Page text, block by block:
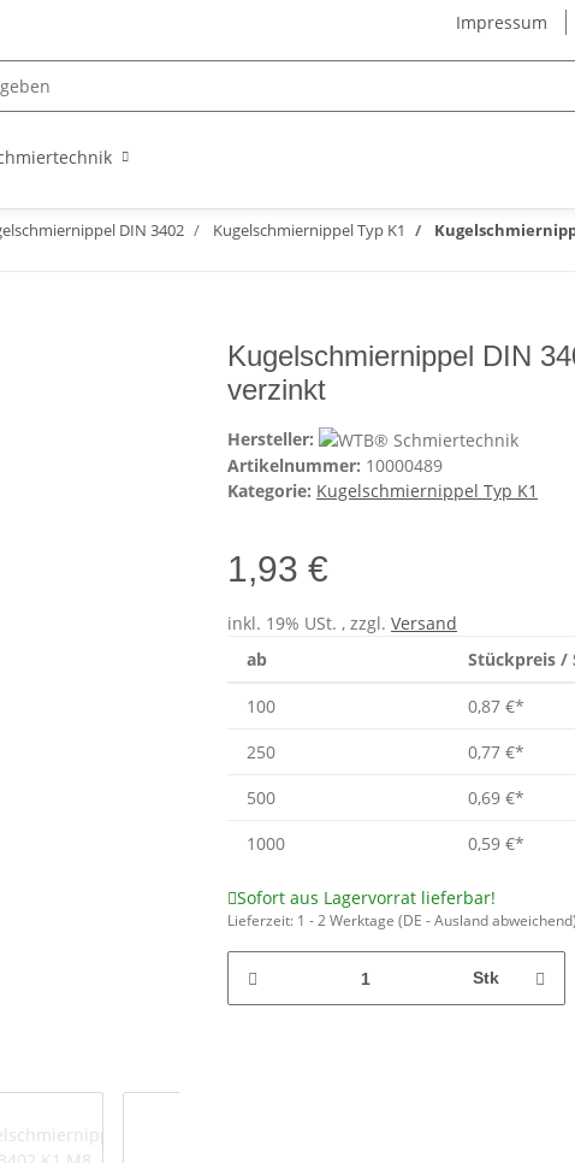
Impressum
DIN 3402 Kugelschmiernippel Typ K1
Kugelschmiernippel DIN
verzinkt
Hersteller:
Artikelnummer: 10000489
Kategorie: Kugelschmiernippel Typ K1
1,93 €
inkl. 19% USt. , zzgl. Versand
ab
Stückpreis /
100 0,87 €*
250
0,77 €*
500
0,69 €*
1000
0,59 €*
Sofort aus Lagervorrat lieferbar!
Lieferzeit: 1 - 2 Werktage (DE - Ausland abweichend)
Stk